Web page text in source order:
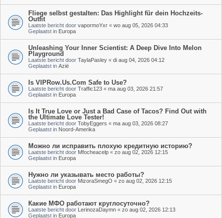
Fliege selbst gestalten: Das Highlight für dein Hochzeits-
Outfit
Laatste bericht door vapormoYxr « wo aug 05, 2026 04:33
Geplaatst in Europa
Unleashing Your Inner Scientist: A Deep Dive Into Melon
Playground
Laatste bericht door TaylaPasley « di aug 04, 2026 04:12
Geplaatst in Azië
Is VIPRow.Us.Com Safe to Use?
Laatste bericht door Traffic123 « ma aug 03, 2026 21:57
Geplaatst in Europa
Is It True Love or Just a Bad Case of Tacos? Find Out with
the Ultimate Love Tester!
Laatste bericht door TobyEggers « ma aug 03, 2026 08:27
Geplaatst in Noord-Amerika
Можно ли исправить плохую кредитную историю?
Laatste bericht door Mfocheacelp « zo aug 02, 2026 12:15
Geplaatst in Europa
Нужно ли указывать место работы?
Laatste bericht door MizoraSmegO « zo aug 02, 2026 12:15
Geplaatst in Europa
Какие МФО работают круглосуточно?
Laatste bericht door LerinozaDaymn « zo aug 02, 2026 12:13
Geplaatst in Europa